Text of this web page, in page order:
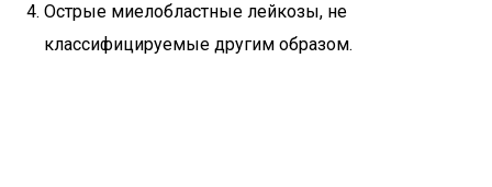
Острые миелобластные лейкозы, не
классифицируемые другим образом.